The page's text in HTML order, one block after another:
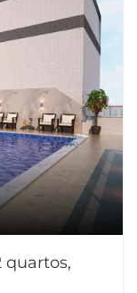
quartos,